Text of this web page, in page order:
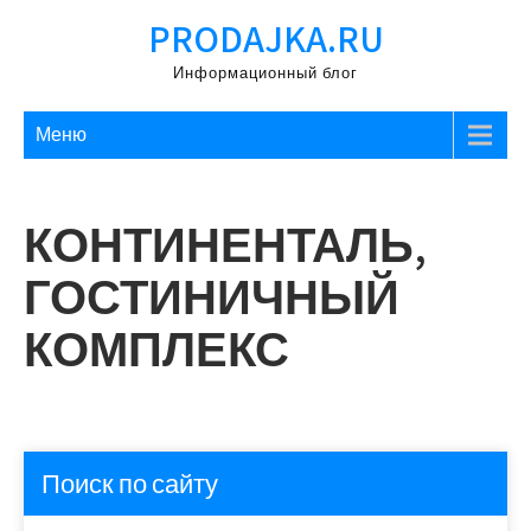
PRODAJKA.RU
Информационный блог
Меню
КОНТИНЕНТАЛЬ,
ГОСТИНИЧНЫЙ
КОМПЛЕКС
Поиск по сайту